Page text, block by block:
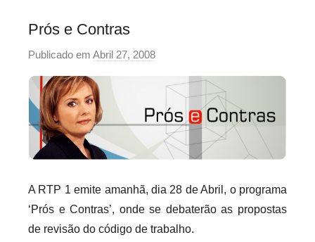
Inflexíveis
Prós e Contras
Publicado em Abril 27, 2008
p
r
e
a
A RTP 1 emite amanhã, dia 28 de Abril, o programa
‘Prós e Contras’, onde se debaterão as propostas
de revisão do código de trabalho.